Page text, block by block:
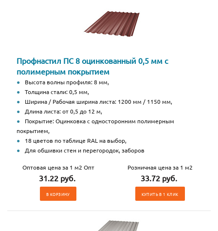
Профнастил ПС 8 оцинкованный 0,5 мм с
полимерным покрытием
Высота волны профиля: 8 мм,
Толщина стали: 0,5 мм,
Ширина / Рабочая ширина листа: 1200 мм / 1150 мм,
Длина листа: от 0,5 до 12 м,
Покрытие: Оцинковка с односторонним полимерным
покрытием,
18 цветов по таблице RAL на выбор,
Для обшивки стен и перегородок, заборов
Оптовая цена за 1 м2 Опт
31.22 руб.
В КОРЗИНУ
Розничная цена за 1 м2
33.72 руб.
КУПИТЬ В 1 КЛИК